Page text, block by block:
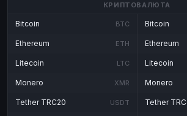
КРИПТОВАЛЮТА
Bitcoin BTC
Ethereum ETH
Litecoin LTC
Monero XMR
Tether TRC20 USDT
Bitcoin
Ethereum
Litecoin
Monero
Tether